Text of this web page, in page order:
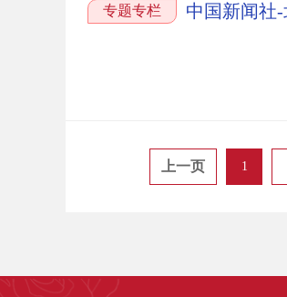
专题专栏 中国新闻社
上一页 1